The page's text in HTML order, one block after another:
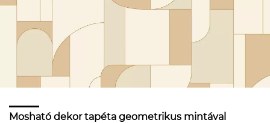
Mosható dekor tapéta geometrikus mintával